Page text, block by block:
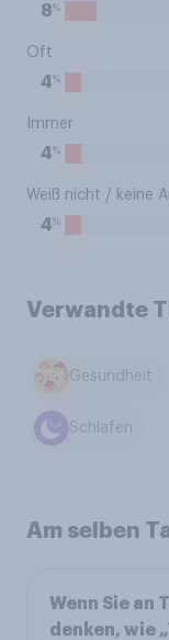
8%
Oft
4%
Immer
4%
Weiß nicht / keine
4%
Verwandte
Gesundheit
Schlafen
Am selben
Wenn Sie
denken, wie